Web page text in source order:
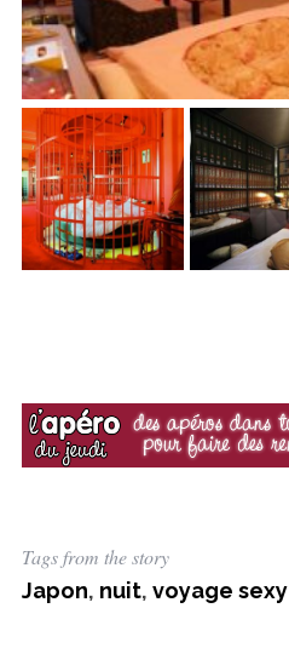
Tags from the story
Japon, nuit, voyage sexy